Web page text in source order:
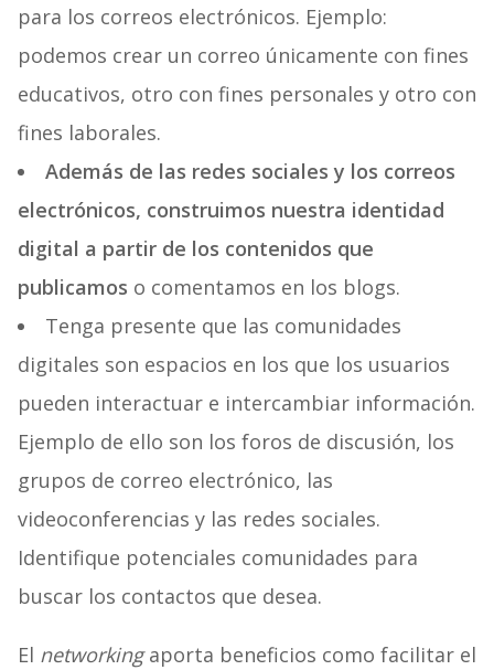
para los correos electrónicos. Ejemplo:
podemos crear un correo únicamente con fines
educativos, otro con fines personales y otro con
fines laborales.
Además de las redes sociales y los correos
electrónicos, construimos nuestra identidad
digital a partir de los contenidos que
publicamos o comentamos en los blogs.
Tenga presente que las comunidades
digitales son espacios en los que los usuarios
pueden interactuar e intercambiar información.
Ejemplo de ello son los foros de discusión, los
grupos de correo electrónico, las
videoconferencias y las redes sociales.
Identifique potenciales comunidades para
buscar los contactos que desea.
El networkingaporta beneficios como facilitar el